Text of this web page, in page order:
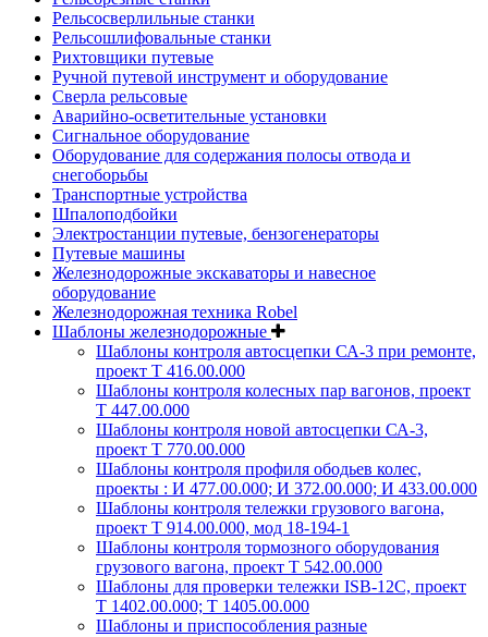
Рельсосверлильные станки
Рельсошлифовальные станки
Рихтовщики путевые
Ручной путевой инструмент и оборудование
Сверла рельсовые
Аварийно-осветительные установки
Сигнальное оборудование
Оборудование для содержания полосы отвода и
снегоборьбы
Транспортные устройства
Шпалоподбойки
Электростанции путевые, бензогенераторы
Путевые машины
Железнодорожные экскаваторы и навесное
оборудование
Железнодорожная техника Robel
Шаблоны железнодорожные
Шаблоны контроля автосцепки СА-3 при ремонте,
проект Т 416.00.000
Шаблоны контроля колесных пар вагонов, проект
Т 447.00.000
Шаблоны контроля новой автосцепки СА-3,
проект Т 770.00.000
Шаблоны контроля профиля ободьев колес,
проекты : И 477.00.000; И 372.00.000; И 433.00.000
Шаблоны контроля тележки грузового вагона,
проект Т 914.00.000, мод 18-194-1
Шаблоны контроля тормозного оборудования
грузового вагона, проект Т 542.00.000
Шаблоны для проверки тележки ISB-12C, проект
Т 1402.00.000; Т 1405.00.000
Шаблоны и приспособления разные